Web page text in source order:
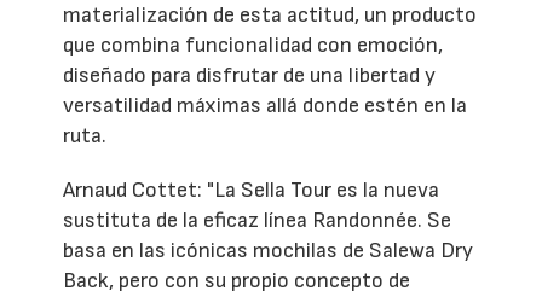
materialización de esta actitud, un producto
que combina funcionalidad con emoción,
diseñado para disfrutar de una libertad y
versatilidad máximas allá donde estén en la
ruta.
Arnaud Cottet: "La Sella Tour es la nueva
sustituta de la eficaz línea Randonnée. Se
basa en las icónicas mochilas de Salewa Dry
Back, pero con su propio concepto de